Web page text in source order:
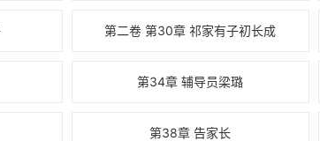
第二卷 第30章 祁家有子初长成
第34章 辅导员梁璐
第38章 告家长